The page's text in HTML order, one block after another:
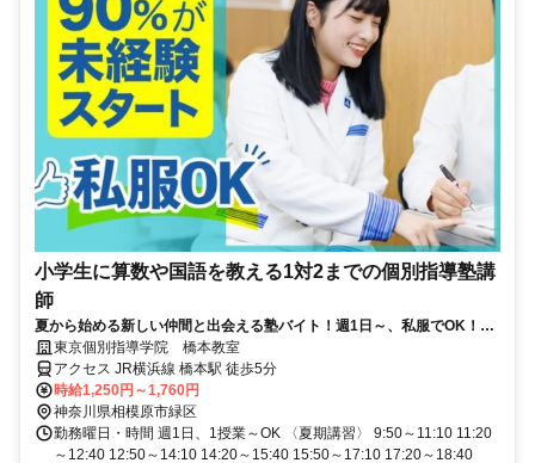
小学生に算数や国語を教える1対2までの個別指導塾講
師
夏から始める新しい仲間と出会える塾バイト！週1日～、私服でOK！テ
ストや帰省なども調整可能！
東京個別指導学院 橋本教室
アクセス JR横浜線 橋本駅 徒歩5分
時給1,250円～1,760円
神奈川県相模原市緑区
勤務曜日・時間 週1日、1授業～OK 〈夏期講習〉 9:50～11:10 11:20
～12:40 12:50～14:10 14:20～15:40 15:50～17:10 17:20～18:40